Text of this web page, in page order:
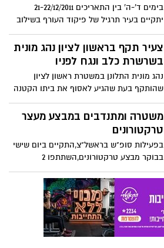
בימים ד'-ה' בין התאריכים 21-22/12/2011
יתקיים בעיר תרגיל של פיקוד העורף בשילוב
עיריית ראשון לציון וכוחות החירום..
צעיר תקף בראשון לציון נהג מונית
בשרשרת כלב ונגח לפניו
נהג מונית התלונן במשטרת ראשון לציון
שהותקף בעת שהגיע לאסוף את ביתו הקטנה
מחברתה, הגיע בחור צעיר עם כלב, תקף אותו
בנגיחה, שבר את חלון מוניתו בעזרת שרשרת
הכלב ונמלט מהמקום..
משטרה ומתנדבים במבצע מעצר
טרקטורונים
בפעילות סופ"ש בראשל"צ,התקיים ביום שישי
בבוקר מבצע טרקטורונים,השתתפו 2
שוטרים,ו-7 מתנדבים מיחידת הג'יפים,באזור
טרקטורונים